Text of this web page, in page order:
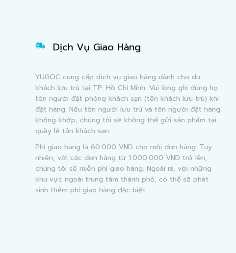
Dịch Vụ Giao Hàng
YUGOC cung cấp dịch vụ giao hàng dành cho du
khách lưu trú tại TP. Hồ Chí Minh. Vui lòng ghi đúng họ
tên người đặt phòng khách sạn (tên khách lưu trú) khi
đặt hàng. Nếu tên người lưu trú và tên người đặt hàng
không khớp, chúng tôi sẽ không thể gửi sản phẩm tại
quầy lễ tân khách sạn.
Phí giao hàng là 60.000 VND cho mỗi đơn hàng. Tuy
nhiên, với các đơn hàng từ 1.000.000 VND trở lên,
chúng tôi sẽ miễn phí giao hàng. Ngoài ra, với những
khu vực ngoài trung tâm thành phố, có thể sẽ phát
sinh thêm phí giao hàng đặc biệt.